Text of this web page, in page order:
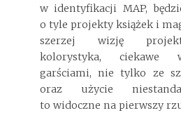
w identyfikacji MAP,
o tyle projekty książek i
szerzej wizję
kolorystyka, ciekawe
garściami, nie tylko ze
oraz użycie
to widoczne na pierwszy